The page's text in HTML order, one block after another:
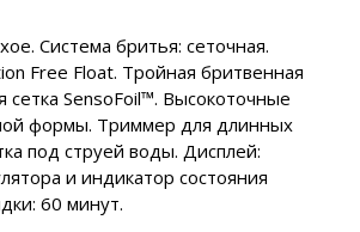
Система бритья: сеточная.
Free Float. Тройная бритвенная
SensoFoil™. Высокоточные
формы. Триммер для длинных
под струей воды. Дисплей:
и индикатор состояния
60 минут.